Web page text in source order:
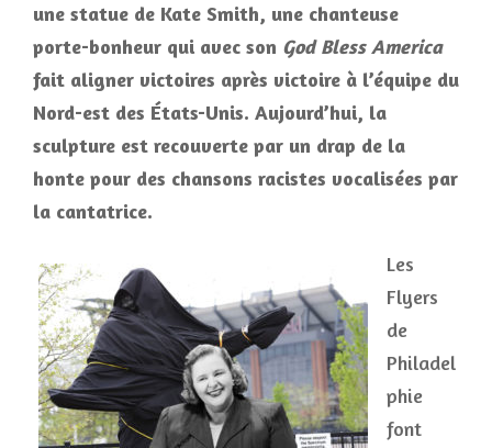
une statue de Kate Smith, une chanteuse
porte-bonheur qui avec son God Bless America
fait aligner victoires après victoire à l’équipe du
Nord-est des États-Unis. Aujourd’hui, la
sculpture est recouverte par un drap de la
honte pour des chansons racistes vocalisées par
la cantatrice.
Les
Flyers
de
Philadel
phie
font